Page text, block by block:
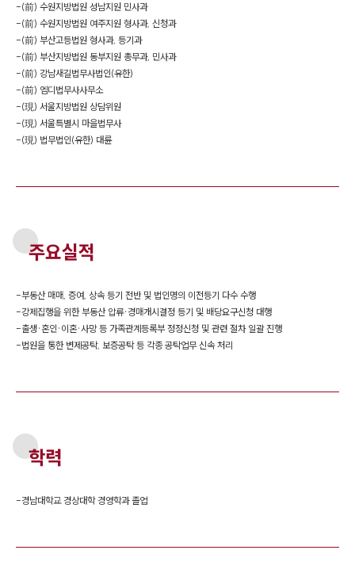
-(前) 수원지방법원 성남지원 민사과
-(前) 수원지방법원 여주지원 형사과, 신청과
-(前) 부산고등법원 형사과, 등기과
-(前) 부산지방법원 동부지원 총무과, 민사과
-(前) 강남새길법무사법인(유한)
-(前) 엠디법무사사무소
-(現) 서울지방법원 상담위원
-(現) 서울특별시 마을법무사
-(現) 법무법인(유한) 대륜
주요실적
-부동산 매매, 증여, 상속 등기 전반 및 법인명의 이전등기 다수 수행
-강제집행을 위한 부동산 압류·경매개시결정 등기 및 배당요구신청 대행
-출생·혼인·이혼·사망 등 가족관계등록부 정정신청 및 관련 절차 일괄 진행
-법원을 통한 변제공탁, 보증공탁 등 각종 공탁업무 신속 처리
학력
-경남대학교 경상대학 경영학과 졸업